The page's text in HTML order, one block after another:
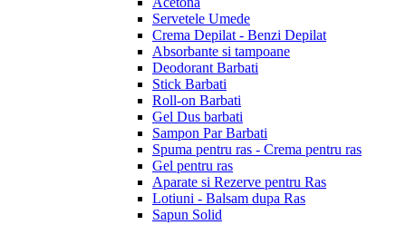
Servetele Umede
Crema Depilat - Benzi Depilat
Absorbante si tampoane
Deodorant Barbati
Stick Barbati
Roll-on Barbati
Gel Dus barbati
Sampon Par Barbati
Spuma pentru ras - Crema pentru ras
Gel pentru ras
Aparate si Rezerve pentru Ras
Lotiuni - Balsam dupa Ras
Sapun Solid